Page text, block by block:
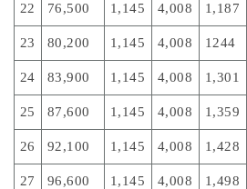
22 76,500 1,145 4,008 1,187
23 80,200 1,145 4,008 1244
24 83,900 1,145 4,008 1,301
25 87,600 1,145 4,008 1,359
26 92,100 1,145 4,008 1,428
27 96,600 1,145 4,008 1,498